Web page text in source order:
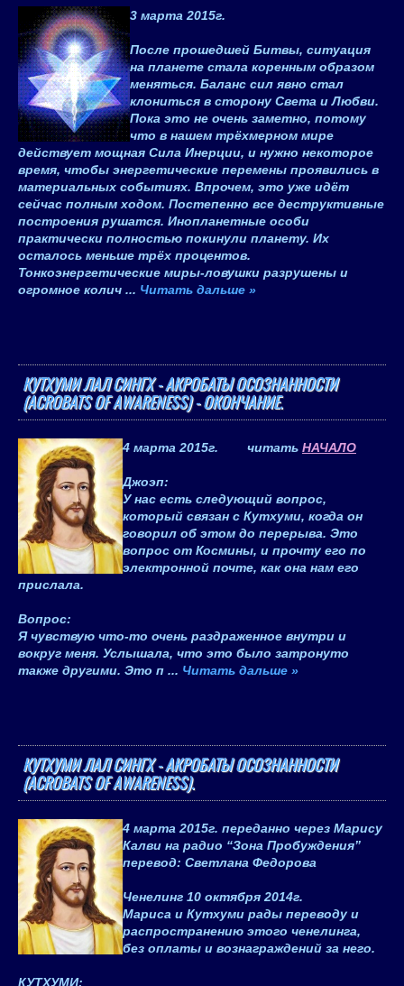
3 марта 2015г.
После прошедшей Битвы, ситуация
на планете стала коренным образом
меняться. Баланс сил явно стал
клониться в сторону Света и Любви.
Пока это не очень заметно, потому
что в нашем трёхмерном мире
действует мощная Сила Инерции, и нужно некоторое
время, чтобы энергетические перемены проявились в
материальных событиях. Впрочем, это уже идёт
сейчас полным ходом. Постепенно все деструктивные
построения рушатся. Инопланетные особи
практически полностью покинули планету. Их
осталось меньше трёх процентов.
Тонкоэнергетические миры-ловушки разрушены и
огромное колич ... Читать дальше »
КУТХУМИ ЛАЛ СИНГХ - АКРОБАТЫ ОСОЗНАННОСТИ
(ACROBATS OF AWARENESS) - ОКОНЧАНИЕ.
4 марта 2015г. читать НАЧАЛО
Джоэп:
У нас есть следующий вопрос,
который связан с Кутхуми, когда он
говорил об этом до перерыва. Это
вопрос от Космины, и прочту его по
электронной почте, как она нам его
прислала.
Вопрос:
Я чувствую что-то очень раздраженное внутри и
вокруг меня. Услышала, что это было затронуто
также другими. Это п ... Читать дальше »
КУТХУМИ ЛАЛ СИНГХ - АКРОБАТЫ ОСОЗНАННОСТИ
(ACROBATS OF AWARENESS).
4 марта 2015г. переданно через Марису
Калви на радио “Зона Пробуждения”
перевод: Светлана Федорова
Ченелинг 10 октября 2014г.
Мариса и Кутхуми рады переводу и
распространению этого ченелинга,
без оплаты и вознаграждений за него.
КУТХУМИ: